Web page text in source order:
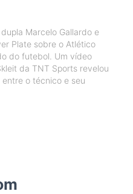
Marcelo Gallardo e
Plate sobre o Atlético
do futebol. Um vídeo
da TNT Sports revelou
o técnico e seu